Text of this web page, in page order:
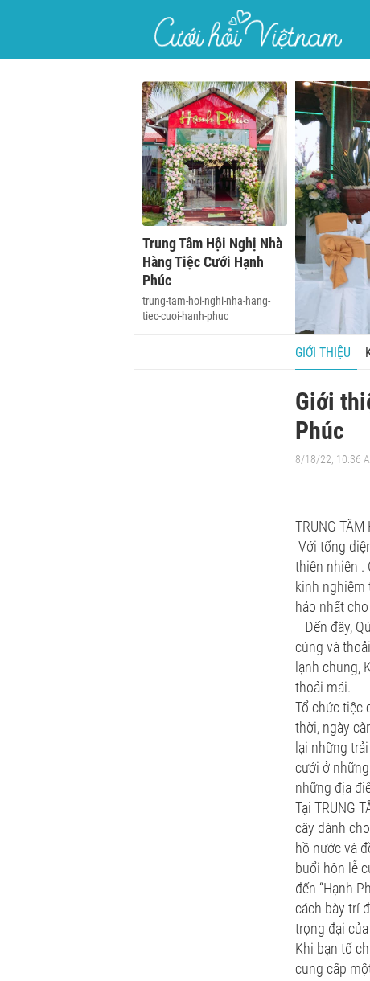
Trung Tâm Hội Nghị Nhà
Hàng Tiệc Cưới Hạnh
Phúc
trung-tam-hoi-nghi-nha-hang-
tiec-cuoi-hanh-phuc
GIỚI THIỆU
Giới
Phúc
8/18/22, 10:36
TRUNG TÂM
Với tổng
thiên nhiên .
kinh nghiệm
hảo nhất
Đến đây,
cúng và
lạnh chung,
thoải mái.
Tổ chức tiệc
thời, ngày
lại những
cưới ở
những địa
Tại TRUNG
cây dành
hồ nước và
buổi hôn lễ
đến “Hạnh
cách bày trí
trọng đại
Khi bạn tổ
cung cấp